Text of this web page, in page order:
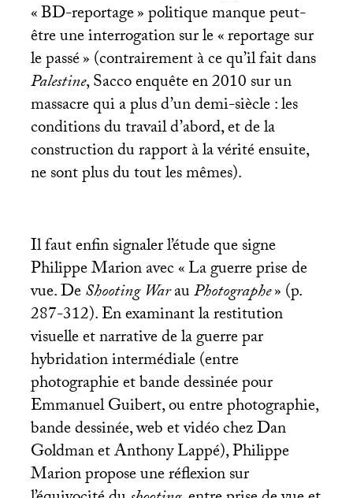
«BD-reportage» politique manque peut-
être une interrogation sur le «reportage sur
le passé» (contrairement à ce qu’il fait dans
Palestine, Sacco enquête en 2010 sur un
massacre qui a plus d’un demi-siècle : les
conditions du travail d’abord, et de la
construction du rapport à la vérité ensuite,
ne sont plus du tout les mêmes).
Il faut enfin signaler l’étude que signe
Philippe Marion avec «La guerre prise de
vue. DeShooting WarauPhotographe» (p.
287-312). En examinant la restitution
visuelle et narrative de la guerre par
hybridation intermédiale (entre
photographie et bande dessinée pour
Emmanuel Guibert, ou entre photographie,
bande dessinée, web et vidéo chez Dan
Goldman et Anthony Lappé), Philippe
Marion propose une réflexion sur